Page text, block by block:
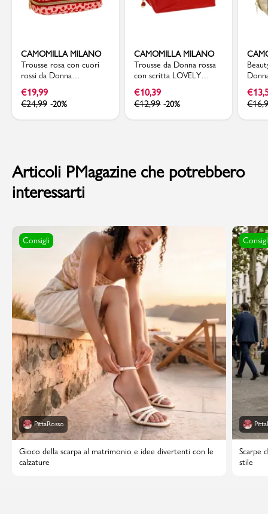
CAMOMILLA MILANO
Trousse rosa con cuori
rossi da Donna
Camomilla Milano
€19,99
€24,99 -20%
CAMOMILLA MILANO
Trousse da Donna rossa
con scritta LOVELY
THINGS Camomilla
Milano
€10,39
€12,99 -20%
€
€
Articoli PMagazine che potrebbero
interessarti
Consigli
PittaRosso
Gioco della scarpa al matrimonio e idee divertenti con le
calzature
Scarpe
stile